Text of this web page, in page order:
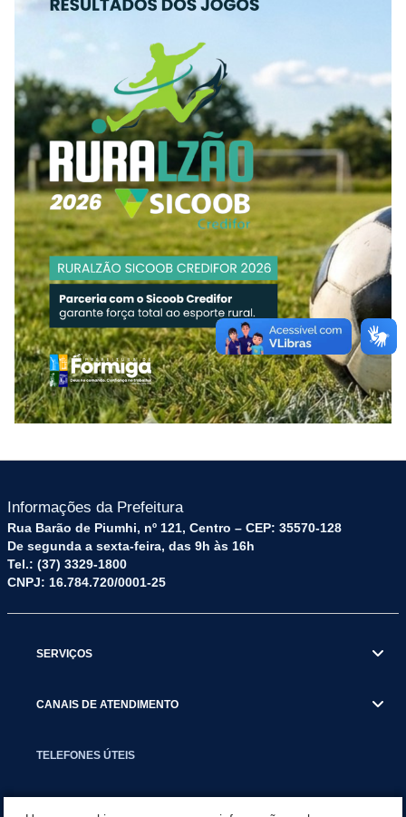
Informações da Prefeitura
Rua Barão de Piumhi, nº 121, Centro – CEP: 35570-128
De segunda a sexta-feira, das 9h às 16h
Tel.: (37) 3329-1800
CNPJ: 16.784.720/0001-25
SERVIÇOS
CANAIS DE ATENDIMENTO
TELEFONES ÚTEIS